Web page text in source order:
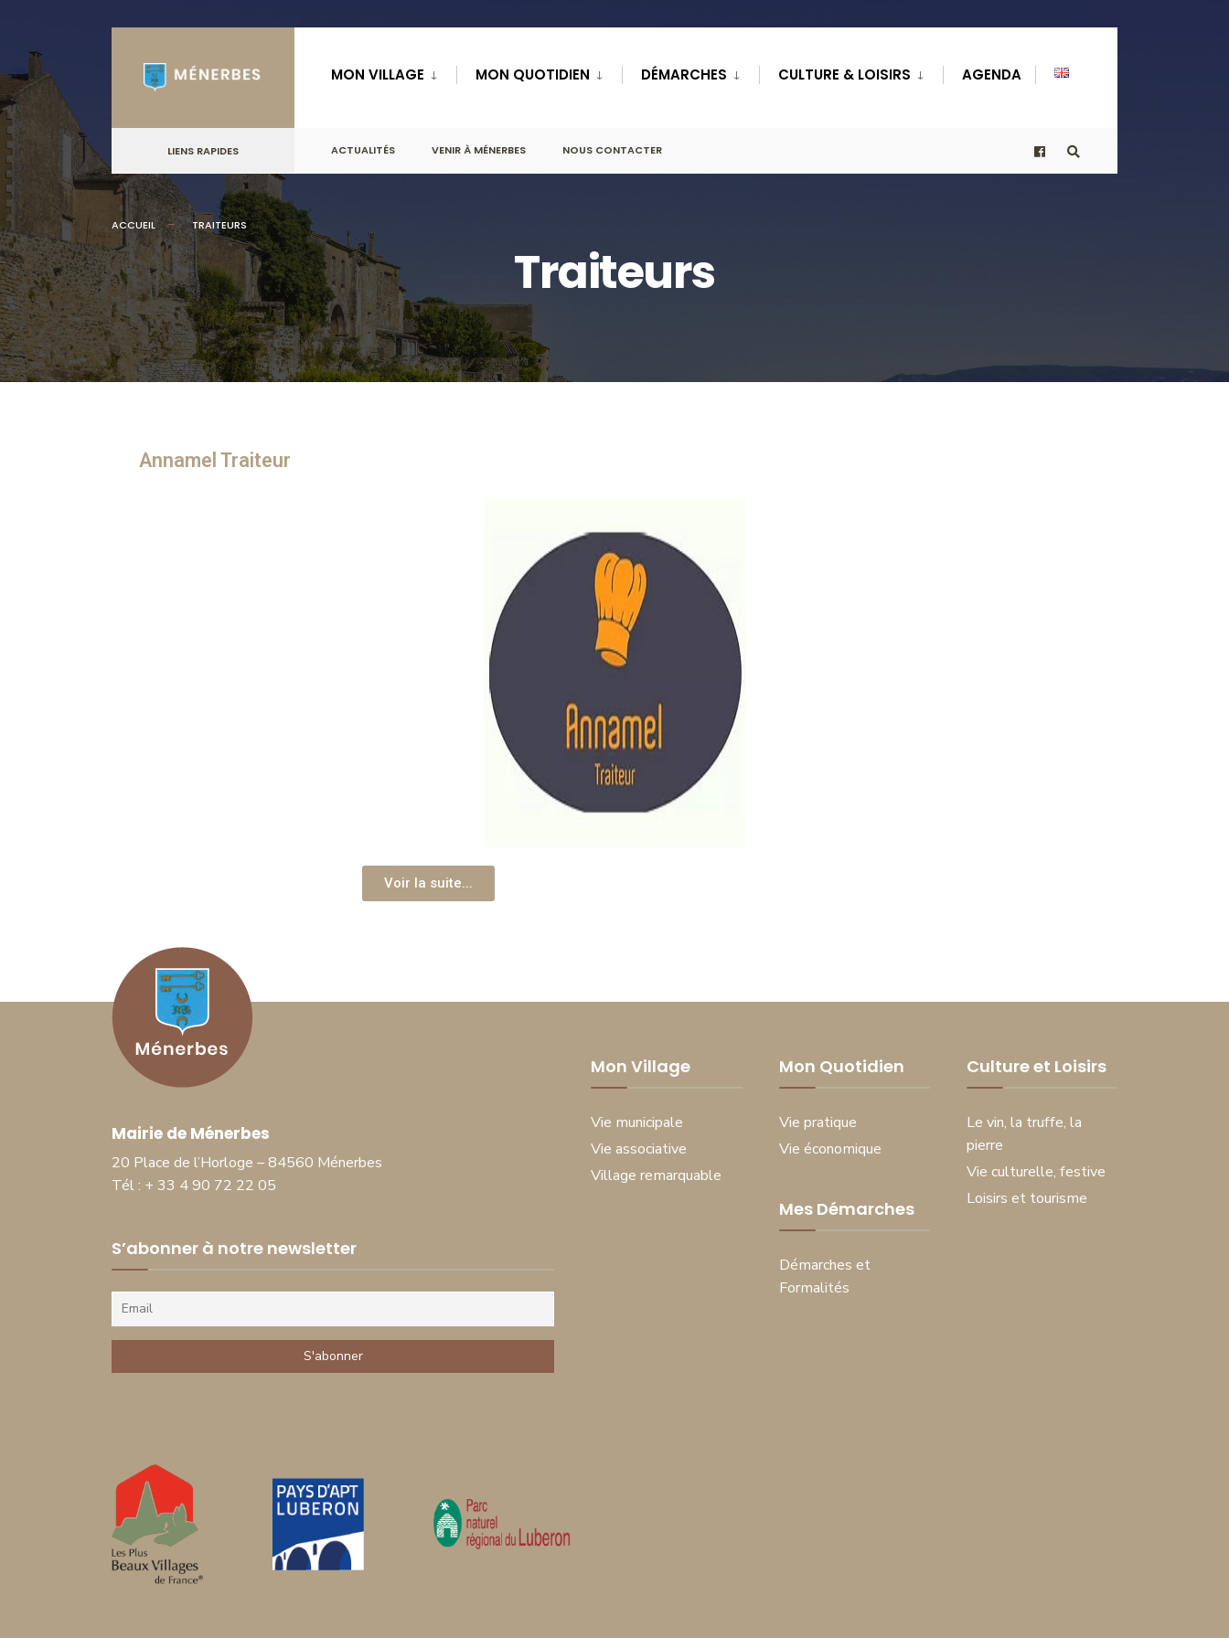
MON VILLAGE MON QUOTIDIEN DÉMARCHES CULTURE & LOISIRS AGENDA
LIENS RAPIDES ACTUALITÉS VENIR À MÉNERBES NOUS CONTACTER
ACCUEIL TRAITEURS
Traiteurs
Annamel Traiteur​
Voir la suite...
Mairie de Ménerbes
20 Place de l’Horloge – 84560 Ménerbes
Tél : + 33 4 90 72 22 05
S’abonner à notre newsletter
Mon Village
Vie municipale
Vie associative
Village remarquable
Mon Quotidien
Vie pratique
Vie économique
Mes Démarches
Démarches et
Formalités
Culture et Loisirs
Le vin, la truffe, la
pierre
Vie culturelle, festive
Loisirs et tourisme